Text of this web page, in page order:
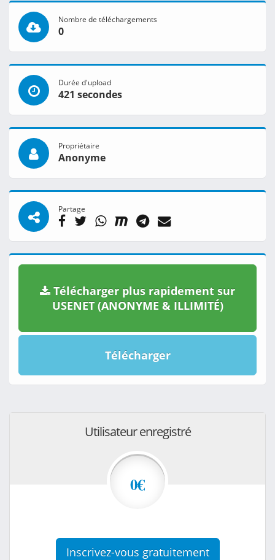
Nombre de téléchargements
0
Durée d'upload
421 secondes
Propriétaire
Anonyme
Partage
Télécharger plus rapidement sur
USENET (ANONYME & ILLIMITÉ)
Télécharger
Utilisateur enregistré
0€
Inscrivez-vous gratuitement